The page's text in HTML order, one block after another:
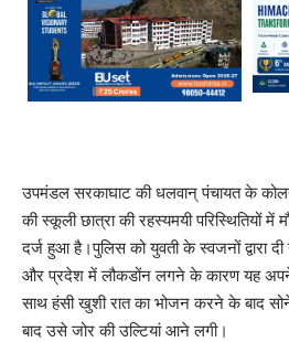
उपमंडल सरकाघाट की धलवान् पंचायत के
की स्कूली छात्रा की रहस्यमयी परिस्थितियों में
दर्ज हुआ है।पुलिस को युवती के स्वजनों द्वारा
और प्रदेश में लौकडोंन लगने के कारण यह
साथ हंसी खुशी रात का भोजन करने के बाद
बाद उसे जोर की उल्टियां आने लगी।